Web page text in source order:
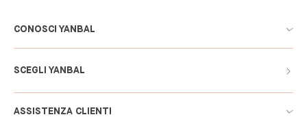
CONOSCI YANBAL
SCEGLI YANBAL
ASSISTENZA CLIENTI